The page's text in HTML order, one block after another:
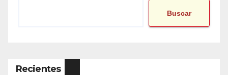
Buscar
Recientes